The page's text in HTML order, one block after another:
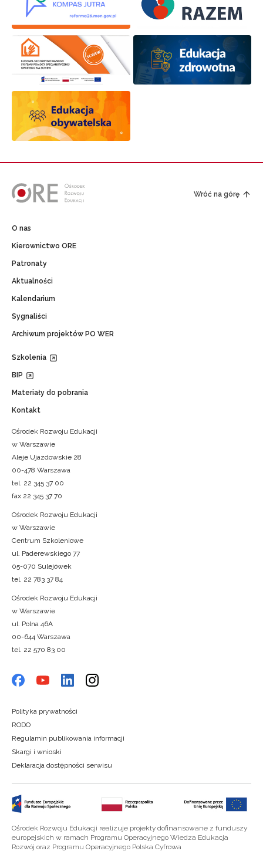
Wróć na górę
O nas
Kierownictwo ORE
Patronaty
Aktualności
Kalendarium
Sygnaliści
Archiwum projektów PO WER
Szkolenia
BIP
Materiały do pobrania
Kontakt
Ośrodek Rozwoju Edukacji
w Warszawie
Aleje Ujazdowskie 28
00-478 Warszawa
tel. 22 345 37 00
fax 22 345 37 70
Ośrodek Rozwoju Edukacji
w Warszawie
Centrum Szkoleniowe
ul. Paderewskiego 77
05-070 Sulejówek
tel. 22 783 37 84
Ośrodek Rozwoju Edukacji
w Warszawie
ul. Polna 46A
00-644 Warszawa
tel. 22 570 83 00
Polityka prywatności
RODO
Regulamin publikowania informacji
Skargi i wnioski
Deklaracja dostępności serwisu
Ośrodek Rozwoju Edukacji realizuje projekty dofinansowane z funduszy
europejskich w ramach Programu Operacyjnego Wiedza Edukacja
Rozwój oraz Programu Operacyjnego Polska Cyfrowa